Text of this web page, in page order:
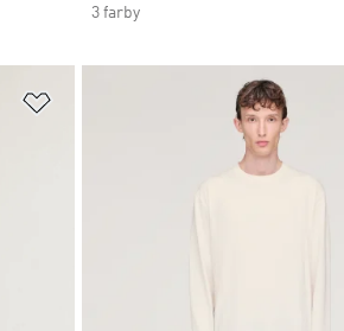
3 farby
Pridať do zoznamu želaných